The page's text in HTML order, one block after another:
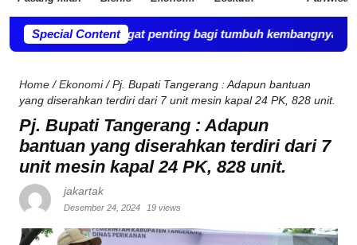
Special Content
ini sangat penting bagi tumbuh kembangnya bayi.-
Home / Ekonomi/ Pj. Bupati Tangerang : Adapun bantuan
yang diserahkan terdiri dari 7 unit mesin kapal 24 PK, 828 unit.
Pj. Bupati Tangerang : Adapun
bantuan yang diserahkan terdiri dari 7
unit mesin kapal 24 PK, 828 unit.
jakartak
Desember 24, 2024 19 views